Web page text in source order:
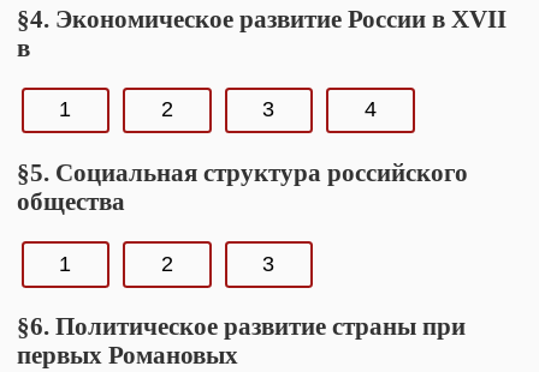
§4. Экономическое развитие России в XVII
в
1 2 3 4
§5. Социальная структура российского
общества
1 2 3
§6. Политическое развитие страны при
первых Романовых